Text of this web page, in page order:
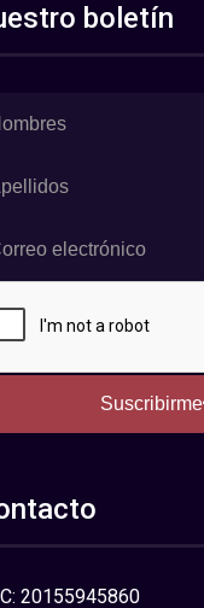
boletín
Suscribirme
20155945860